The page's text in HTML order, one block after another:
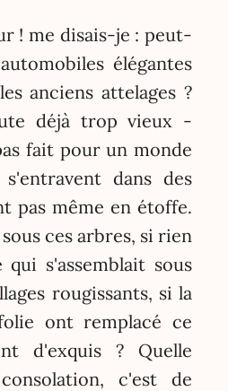
! me disais-je : peut-
élégantes
anciens attelages ?
déjà trop vieux -
fait pour un monde
dans des
pas même en étoffe.
ces arbres, si rien
s'assemblait sous
rougissants, si la
ont remplacé ce
d'exquis ? Quelle
c'est de